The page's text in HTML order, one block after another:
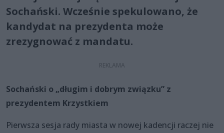
Sochański. Wcześnie spekulowano, że
kandydat na prezydenta może
zrezygnować z mandatu.
Sochański o „długim i dobrym związku” z
prezydentem Krzystkiem
Pierwsza sesja rady miasta w nowej kadencji raczej nie